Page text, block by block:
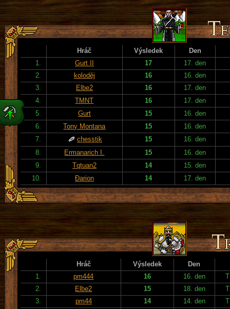
Hráč Výsledek
Den
1.
Gurt II 17
17. den
2.
koloděj 16
16. den
3.
Elbe2 16
17. den
4.
TMNT 16
17. den
5.
Gurt 15
16. den
6.
Tony Montana 15
16. den
7.
chesstik 15
16. den
8.
Ermanarich I. 15
16. den
9.
Tqtuan2 14
15. den
10.
Đarion 14 17. den
Hráč Výsledek
Den
1.
pm444 16 16. den
2.
Elbe2 15 18. den
3.
pm44 14 14. den